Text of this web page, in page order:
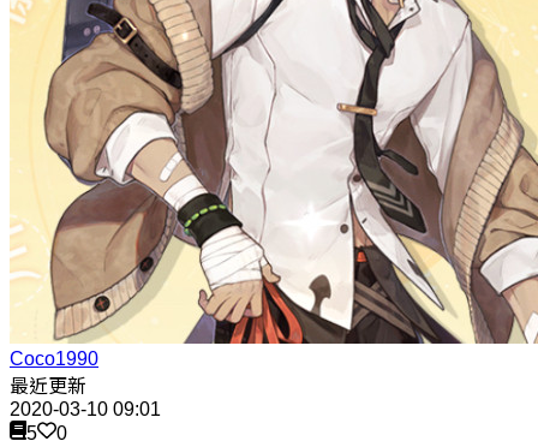
Coco1990
最近更新
2020-03-10 09:01
5
0